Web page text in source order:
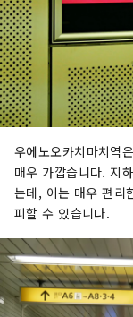
우에노오카치마치역
매우 가깝습니다. 지
는데, 이는 매우 편리
피할 수 있습니다.